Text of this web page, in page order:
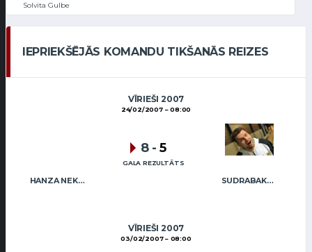
Solvita Gulbe
IEPRIEKŠĒJĀS KOMANDU TIKŠANĀS REIZES
VĪRIEŠI 2007
24/02/2007 08:00
HANZA NEKUSTAMIE ĪPAŠUMI MIX SUDRABAKMENS
8 - 5
GALA REZULTĀTS
VĪRIEŠI 2007
03/02/2007 08:00